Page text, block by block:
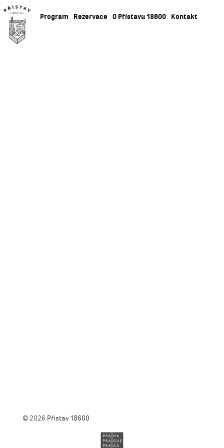
Program Rezervace O Přístavu 18600 Kontakt
© 2026 Přístav 18600